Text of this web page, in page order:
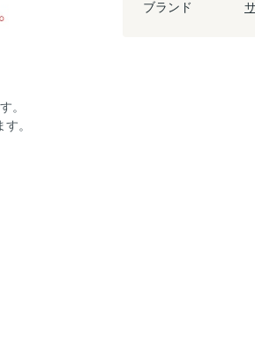
。
。
ブランド